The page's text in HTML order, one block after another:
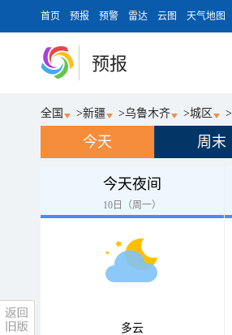
首页 预报 预警 雷达 云图 天气地图
预报
全国 >新疆 >乌鲁木齐 >城区 >
今天 周末
今天夜间
10日（周一）
多云